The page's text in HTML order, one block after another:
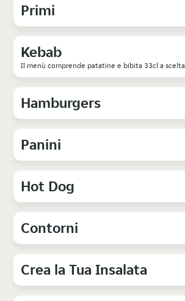
Primi
Kebab
Il menù comprende patatine e bibita 33cl a scelta
Hamburgers
Panini
Hot Dog
Contorni
Crea la Tua Insalata